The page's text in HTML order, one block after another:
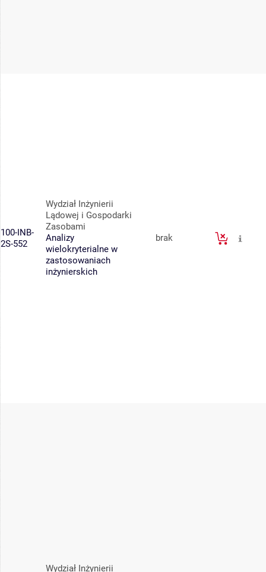
100-INB-
2S-552
Wydział Inżynierii
Lądowej i Gospodarki
Zasobami
Analizy
wielokryterialne w
zastosowaniach
inżynierskich
brak
Wydział Inżynierii